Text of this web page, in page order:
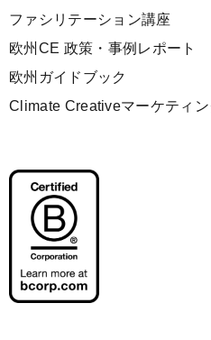
ファシリテーション講座
欧州CE 政策・事例レポート
欧州ガイドブック
Climate Creativeマーケティ